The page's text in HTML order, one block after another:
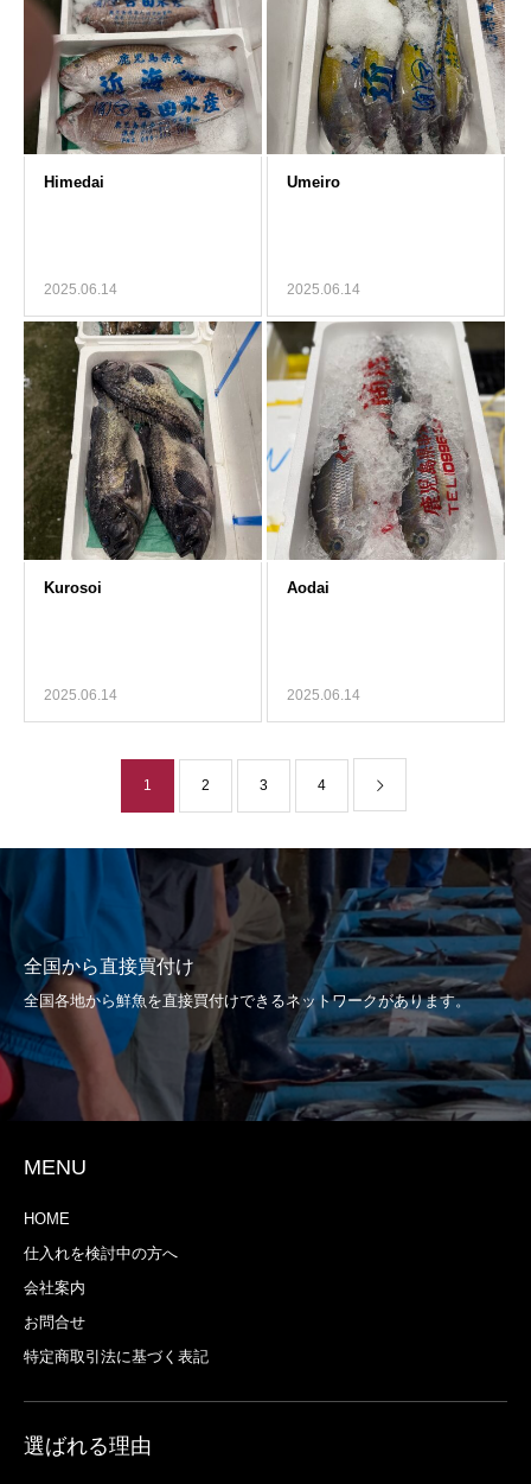
2025.06.14 2025.06.14
2025.06.14 2025.06.14
1 2 3 4
全国から直接買付け
全国各地から鮮魚を直接買付けできるネットワークがあります。
MENU
HOME
仕入れを検討中の方へ
会社案内
お問合せ
特定商取引法に基づく表記
選ばれる理由